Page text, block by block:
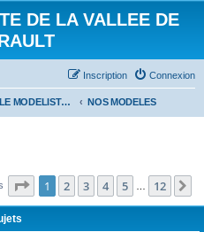
DE LA VALLEE DE
Connexion
Inscription
AMICALE MODELISTE DE LA VALLEE DE L'HERAULT NOS MODELES
Page 1sur12
1 2 3 4 5 12